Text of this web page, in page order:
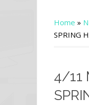
Home »
SPRING
4/11